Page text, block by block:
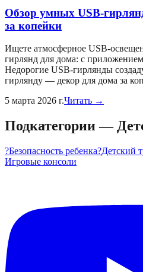
Обзор умных USB-
за копейки
Ищете атмосферное USB-
гирлянд для дома: с
Недорогие USB-гирлянды
гирлянду — декор для дома за
5 марта 2026 г.Читать →
Подкатегории—
?️Безопасность ребенка?Детский
Игровые консоли